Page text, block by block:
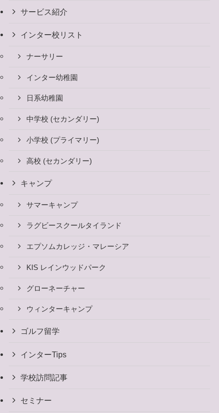
サービス紹介
インター校リスト
ナーサリー
インター幼稚園
日系幼稚園
中学校 (セカンダリー)
小学校 (プライマリー)
高校 (セカンダリー)
キャンプ
サマーキャンプ
ラグビースクールタイランド
エプソムカレッジ・マレーシア
KIS レインウッドパーク
グローネーチャー
ウィンターキャンプ
ゴルフ留学
インターTips
学校訪問記事
セミナー